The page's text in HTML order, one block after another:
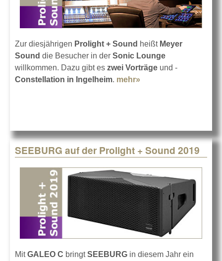
Zur diesjährigen Prolight + Sound heißt Meyer
Sound die Besucher in der Sonic Lounge
willkommen. Dazu gibt es zwei Vorträge und -
Constellation in Ingelheim. mehr»
SEEBURG auf der Prolight + Sound 2019
MitGALEO C bringtSEEBURG in diesem Jahr ein